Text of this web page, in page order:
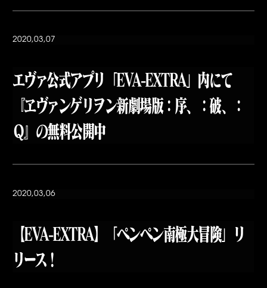
2020,03,07
エヴァ公式アプリ「EVA-EXTRA」内にて
『ヱヴァンゲリヲン新劇場版：序、：破、：
Ｑ』の無料公開中
2020,03,06
【EVA-EXTRA】「ペンペン南極大冒険」リ
リース！